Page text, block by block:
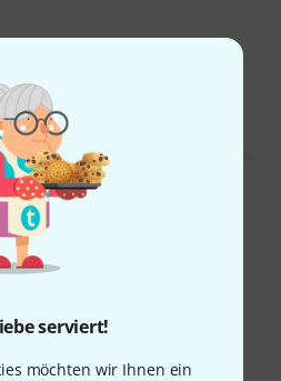
serviert!
möchten wir Ihnen ein
MELDEN
Niessen 03.12.2020